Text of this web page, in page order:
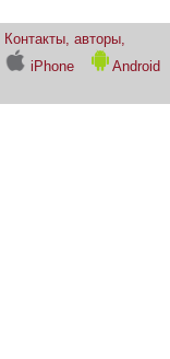
Контакты, авторы,
iPhone
Android